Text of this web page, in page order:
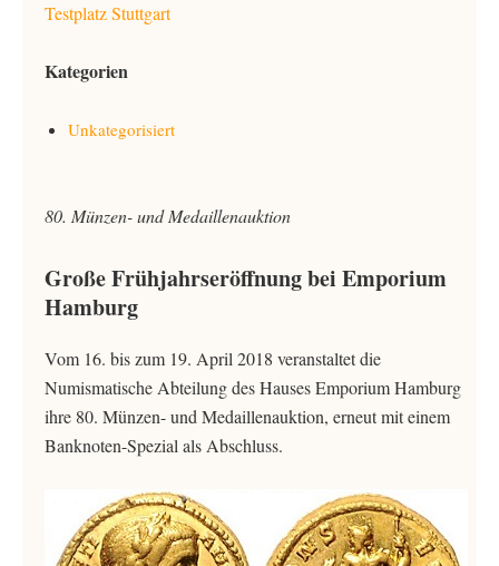
Testplatz Stuttgart
Kategorien
Unkategorisiert
80. Münzen- und Medaillenauktion
Große Frühjahrseröffnung bei Emporium
Hamburg
Vom 16. bis zum 19. April 2018 veranstaltet die
Numismatische Abteilung des Hauses Emporium Hamburg
ihre 80. Münzen- und Medaillenauktion, erneut mit einem
Banknoten-Spezial als Abschluss.